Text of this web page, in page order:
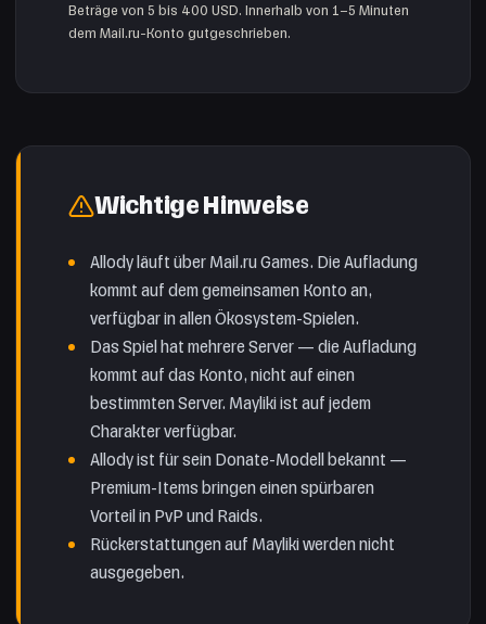
Beträge von 5 bis 400 USD. Innerhalb von 1–5 Minuten
dem Mail.ru-Konto gutgeschrieben.
Wichtige Hinweise
Allody läuft über Mail.ru Games. Die Aufladung
kommt auf dem gemeinsamen Konto an,
verfügbar in allen Ökosystem-Spielen.
Das Spiel hat mehrere Server — die Aufladung
kommt auf das Konto, nicht auf einen
bestimmten Server. Mayliki ist auf jedem
Charakter verfügbar.
Allody ist für sein Donate-Modell bekannt —
Premium-Items bringen einen spürbaren
Vorteil in PvP und Raids.
Rückerstattungen auf Mayliki werden nicht
ausgegeben.